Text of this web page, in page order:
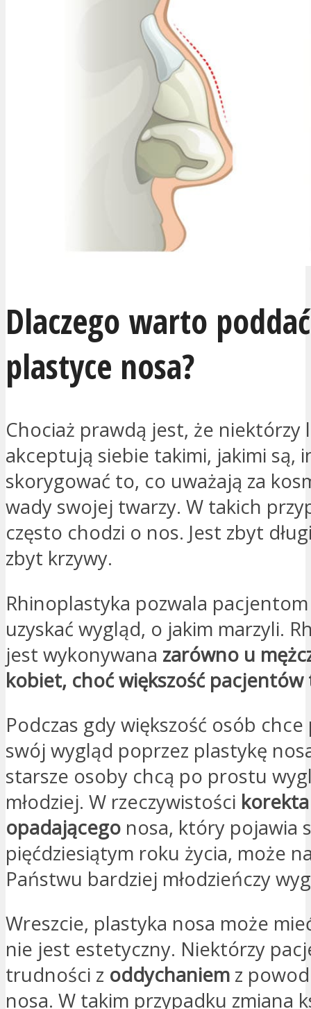
Dlaczego warto
plastyce nosa?
Chociaż prawdą jest, że niektórzy
akceptują siebie takimi, jakimi są,
skorygować to, co uważają za
wady swojej twarzy. W takich
często chodzi o nos. Jest zbyt
zbyt krzywy.
Rhinoplastyka pozwala
uzyskać wygląd, o jakim marzyli.
jest wykonywana zarówno u
kobiet, choć większość
Podczas gdy większość osób
swój wygląd poprzez plastykę
starsze osoby chcą po prostu
młodziej. W rzeczywistości korekta
opadającego nosa, który pojawia
pięćdziesiątym roku życia, może
Państwu bardziej młodzieńczy
Wreszcie, plastyka nosa może
nie jest estetyczny. Niektórzy
trudności z oddychaniem z
nosa. W takim przypadku zmiana